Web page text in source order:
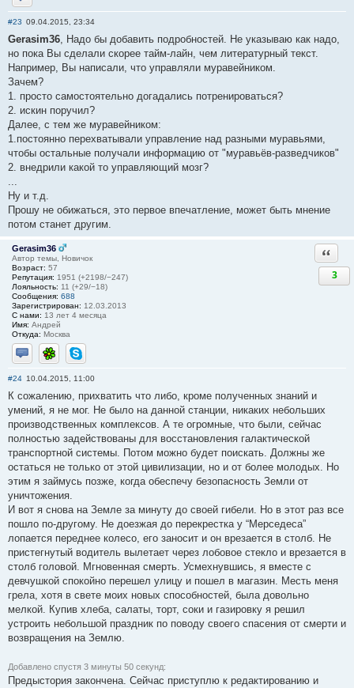
Отправить личное сообщение
#23 09.04.2015, 23:34
Gerasim36, Надо бы добавить подробностей. Не указываю как надо,
но пока Вы сделали скорее тайм-лайн, чем литературный текст.
Например, Вы написали, что управляли муравейником.
Зачем?
1. просто самостоятельно догадались потренироваться?
2. искин поручил?
Далее, с тем же муравейником:
1.постоянно перехватывали управление над разными муравьями,
чтобы остальные получали информацию от "муравьёв-разведчиков"
2. внедрили какой то управляющий мозг?
...
Ну и т.д.
Прошу не обижаться, это первое впечатление, может быть мнение
потом станет другим.
Gerasim36
Автор темы, Новичок
Возраст: 57
Репутация: 1951 (+2198/−247)
Лояльность: 11 (+29/−18)
Сообщения: 688
Зарегистрирован: 12.03.2013
С нами: 13 лет 4 месяца
Имя: Андрей
Откуда: Москва
Отправить личное сообщение
ICQ Skype
3
#24 10.04.2015, 11:00
К сожалению, прихватить что либо, кроме полученных знаний и
умений, я не мог. Не было на данной станции, никаких небольших
производственных комплексов. А те огромные, что были, сейчас
полностью задействованы для восстановления галактической
транспортной системы. Потом можно будет поискать. Должны же
остаться не только от этой цивилизации, но и от более молодых. Но
этим я займусь позже, когда обеспечу безопасность Земли от
уничтожения.
И вот я снова на Земле за минуту до своей гибели. Но в этот раз все
пошло по-другому. Не доезжая до перекрестка у “Мерседеса”
лопается переднее колесо, его заносит и он врезается в столб. Не
пристегнутый водитель вылетает через лобовое стекло и врезается в
столб головой. Мгновенная смерть. Усмехнувшись, я вместе с
девчушкой спокойно перешел улицу и пошел в магазин. Месть меня
грела, хотя в свете моих новых способностей, была довольно
мелкой. Купив хлеба, салаты, торт, соки и газировку я решил
устроить небольшой праздник по поводу своего спасения от смерти и
возвращения на Землю.
Добавлено спустя 3 минуты 50 секунд:
Предыстория закончена. Сейчас приступлю к редактированию и